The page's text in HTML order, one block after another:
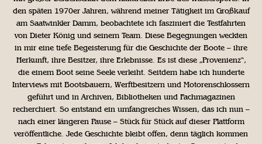
den späten 1970er Jahren, während meiner Tätigkeit im Großkauf
am Saatwinkler Damm, beobachtete ich fasziniert die Testfahrten
von Dieter König und seinem Team. Diese Begegnungen weckten
in mir eine tiefe Begeisterung für die Geschichte der Boote – ihre
Herkunft, ihre Besitzer, ihre Erlebnisse. Es ist diese „Provenienz“,
die einem Boot seine Seele verleiht. Seitdem habe ich hunderte
Interviews mit Bootsbauern, Werftbesitzern und Motorenschlossern
geführt und in Archiven, Bibliotheken und Fachmagazinen
recherchiert. So entstand ein umfangreiches Wissen, das ich nun –
nach einer längeren Pause – Stück für Stück auf dieser Plattform
veröffentliche. Jede Geschichte bleibt offen, denn täglich kommen